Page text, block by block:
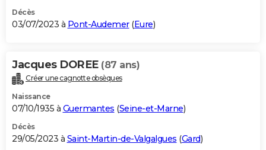
Décès
03/07/2023 à Pont-Audemer(Eure)
Jacques DOREE (87 ans)
Créer une cagnotte obsèques
Naissance
07/10/1935 à Guermantes (Seine-et-Marne)
Décès
29/05/2023 à Saint-Martin-de-Valgalgues (Gard)